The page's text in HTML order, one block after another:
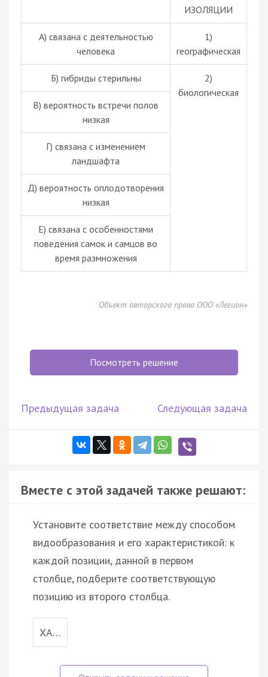
ИЗОЛЯЦИИ
А) связана с деятельностью
человека
1)
географическая
Б) гибриды стерильны
2)
биологическая
В) вероятность встречи полов
низкая
Г) связана с изменением
ландшафта
Д) вероятность оплодотворения
низкая
Е) связана с особенностями
поведения самок и самцов во
время размножения
Объект авторского права ООО «Легион»
Посмотреть решение
Предыдущая задача Следующая задача
Вместе с этой задачей также решают:
Установите соответствие между способом
видообразования и его характеристикой: к
каждой позиции, данной в первом
столбце, подберите соответствующую
позицию из второго столбца.
ХА…